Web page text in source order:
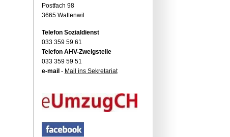
Postfach 98
3665 Wattenwil
Telefon Sozialdienst
033 359 59 61
Telefon AHV-Zweigstelle
033 359 59 51
e-mail - Mail ins Sekretariat